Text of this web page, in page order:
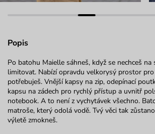
Popis
Po batohu Maielle sáhneš, když se nechceš na
limitovat. Nabízí opravdu velkorysý prostor pro
potřebuješ. Vnější kapsy na zip, odepínací
kapsu na zádech pro rychlý přístup a uvnitř
notebook. A to není z vychytávek všechno.
matroše, který odolá vodě. Tvý věci tak
výletě zmokneš.